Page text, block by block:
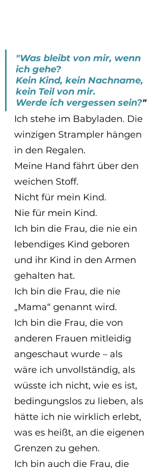
"Was bleibt von mir, wenn
ich gehe?
Kein Kind, kein Nachname,
kein Teil von mir.
Werde ich vergessen sein?"
Ich stehe im Babyladen. Die
winzigen Strampler hängen
in den Regalen.
Meine Hand fährt über den
weichen Stoff.
Nicht für mein Kind.
Nie für mein Kind.
Ich bin die Frau, die nie ein
lebendiges Kind geboren
und ihr Kind in den Armen
gehalten hat.
Ich bin die Frau, die nie
„Mama“ genannt wird.
Ich bin die Frau, die von
anderen Frauen mitleidig
angeschaut wurde – als
wäre ich unvollständig, als
wüsste ich nicht, wie es ist,
bedingungslos zu lieben, als
hätte ich nie wirklich erlebt,
was es heißt, an die eigenen
Grenzen zu gehen.
Ich bin auch die Frau, die